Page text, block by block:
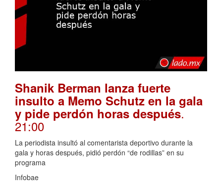
Shanik Berman lanza fuerte
insulto a Memo Schutz en la gala
y pide perdón horas después.
21:00
La periodista insultó al comentarista deportivo durante la
gala y horas después, pidió perdón “de rodillas” en su
programa
Infobae